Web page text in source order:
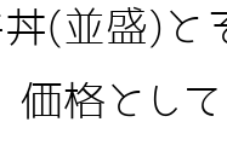
(並盛)と
格として